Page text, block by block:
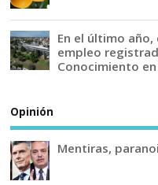
En el último
empleo
Conocimiento en
Opinión
Mentiras,